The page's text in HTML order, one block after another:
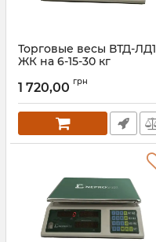
Торговые весы ВТД-ЛД1
ЖК на 6-15-30 кг
1 720,00 грн